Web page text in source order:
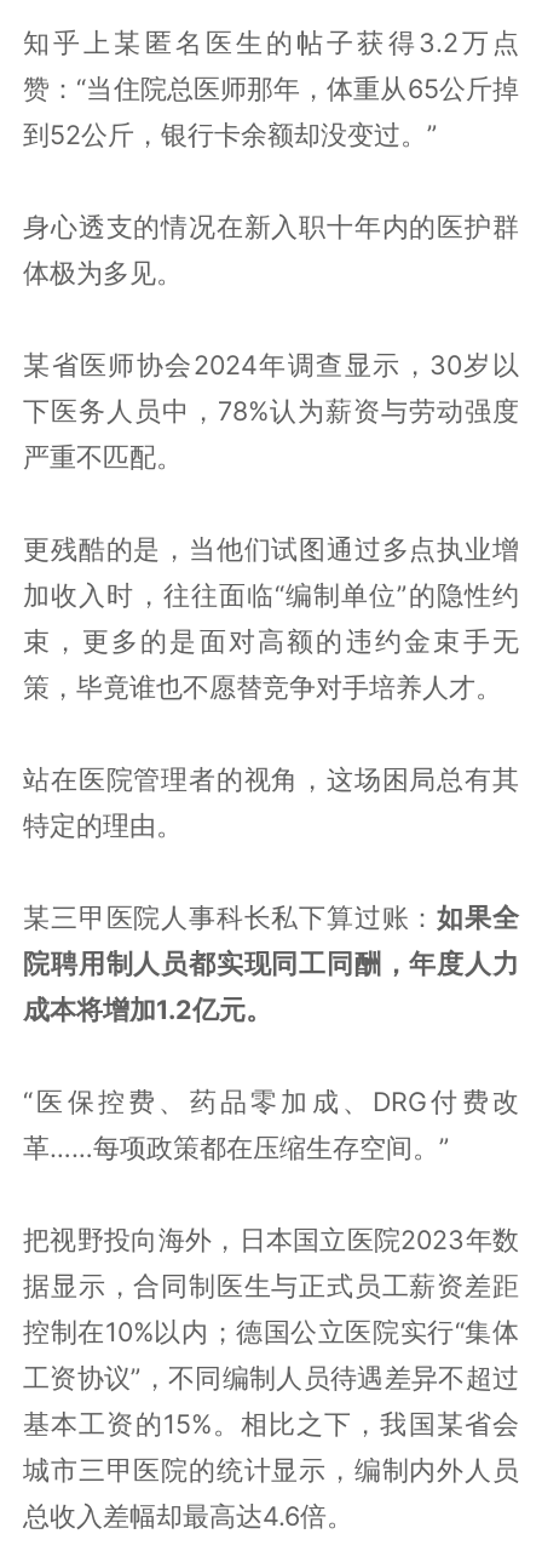
知乎上某匿名医生的帖子获得3.2万点
赞：“当住院总医师那年，体重从65公斤掉
到52公斤，银行卡余额却没变过。”
身心透支的情况在新入职十年内的医护群
体极为多见。
某省医师协会2024年调查显示，30岁以
下医务人员中，78%认为薪资与劳动强度
严重不匹配。
更残酷的是，当他们试图通过多点执业增
加收入时，往往面临“编制单位”的隐性约
束，更多的是面对高额的违约金束手无
策，毕竟谁也不愿替竞争对手培养人才。
站在医院管理者的视角，这场困局总有其
特定的理由。
某三甲医院人事科长私下算过账：如果全
院聘用制人员都实现同工同酬，年度人力
成本将增加1.2亿元。
“医保控费、药品零加成、DRG付费改
革……每项政策都在压缩生存空间。”
把视野投向海外，日本国立医院2023年数
据显示，合同制医生与正式员工薪资差距
控制在10%以内；德国公立医院实行“集体
工资协议”，不同编制人员待遇差异不超过
基本工资的15%。相比之下，我国某省会
城市三甲医院的统计显示，编制内外人员
总收入差幅却最高达4.6倍。